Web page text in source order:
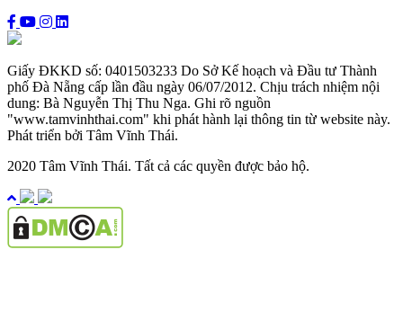
Giấy ĐKKD số: 0401503233 Do Sở Kế hoạch và Đầu tư Thành
phố Đà Nẵng cấp lần đầu ngày 06/07/2012. Chịu trách nhiệm nội
dung: Bà Nguyễn Thị Thu Nga. Ghi rõ nguồn
"www.tamvinhthai.com" khi phát hành lại thông tin từ website này.
Phát triển bởi Tâm Vĩnh Thái.
2020 Tâm Vĩnh Thái. Tất cả các quyền được bảo hộ.